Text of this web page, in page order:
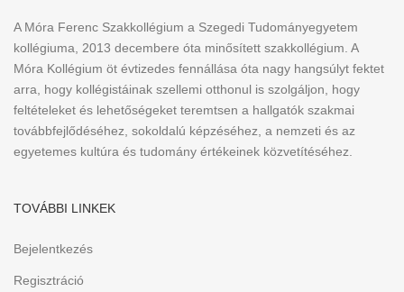
A Móra Ferenc Szakkollégium a Szegedi Tudományegyetem
kollégiuma, 2013 decembere óta minősített szakkollégium. A
Móra Kollégium öt évtizedes fennállása óta nagy hangsúlyt fektet
arra, hogy kollégistáinak szellemi otthonul is szolgáljon, hogy
feltételeket és lehetőségeket teremtsen a hallgatók szakmai
továbbfejlődéséhez, sokoldalú képzéséhez, a nemzeti és az
egyetemes kultúra és tudomány értékeinek közvetítéséhez.
TOVÁBBI LINKEK
Bejelentkezés
Regisztráció